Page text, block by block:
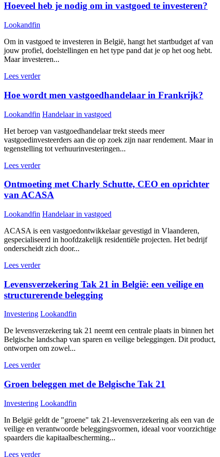
Hoeveel heb je nodig om in vastgoed te investeren?
Lookandfin
Om in vastgoed te investeren in België, hangt het startbudget af van
jouw profiel, doelstellingen en het type pand dat je op het oog hebt.
Maar investeren...
Lees verder
Hoe wordt men vastgoedhandelaar in Frankrijk?
Lookandfin Handelaar in vastgoed
Het beroep van vastgoedhandelaar trekt steeds meer
vastgoedinvesteerders aan die op zoek zijn naar rendement. Maar in
tegenstelling tot verhuurinvesteringen...
Lees verder
Ontmoeting met Charly Schutte, CEO en oprichter
van ACASA
Lookandfin Handelaar in vastgoed
ACASA is een vastgoedontwikkelaar gevestigd in Vlaanderen,
gespecialiseerd in hoofdzakelijk residentiële projecten. Het bedrijf
onderscheidt zich door...
Lees verder
Levensverzekering Tak 21 in België: een veilige en
structurerende belegging
Investering Lookandfin
De levensverzekering tak 21 neemt een centrale plaats in binnen het
Belgische landschap van sparen en veilige beleggingen. Dit product,
ontworpen om zowel...
Lees verder
Groen beleggen met de Belgische Tak 21
Investering Lookandfin
In België geldt de "groene" tak 21-levensverzekering als een van de
veilige en verantwoorde beleggingsvormen, ideaal voor voorzichtige
spaarders die kapitaalbescherming...
Lees verder